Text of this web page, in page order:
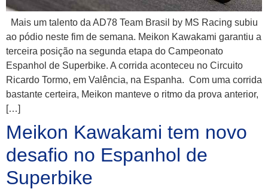
Mais um talento da AD78 Team Brasil by MS Racing subiu
ao pódio neste fim de semana. Meikon Kawakami garantiu a
terceira posição na segunda etapa do Campeonato
Espanhol de Superbike. A corrida aconteceu no Circuito
Ricardo Tormo, em Valência, na Espanha. Com uma corrida
bastante certeira, Meikon manteve o ritmo da prova anterior,
[…]
Meikon Kawakami tem novo
desafio no Espanhol de
Superbike